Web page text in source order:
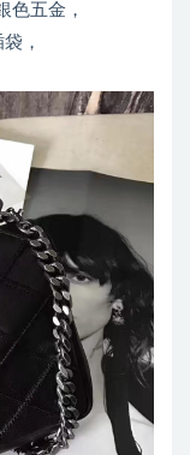
色五金，
，